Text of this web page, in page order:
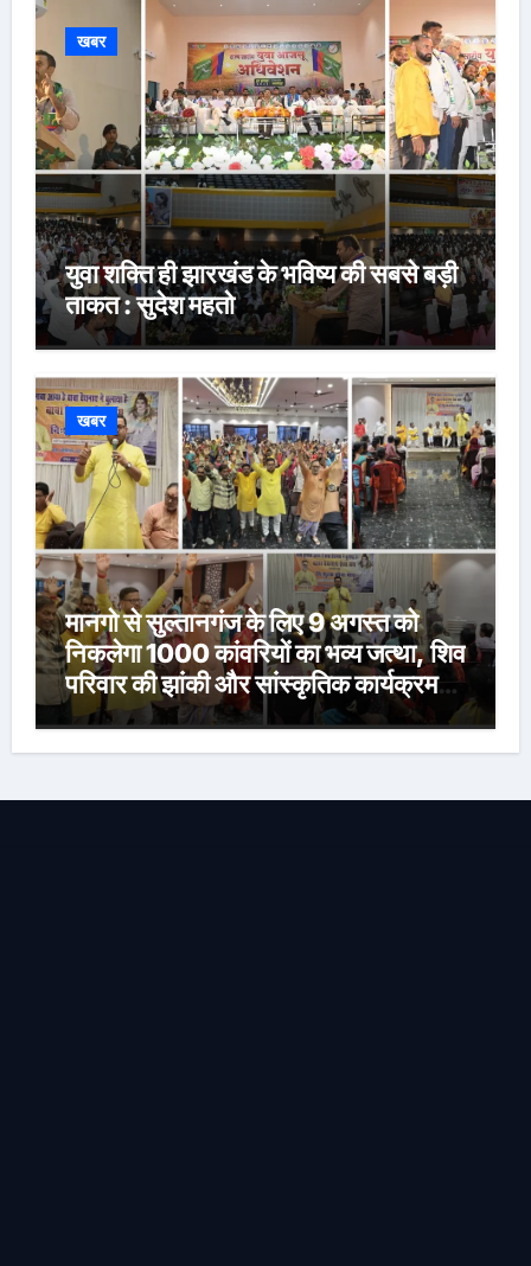
खबर
युवा शक्ति ही झारखंड के भविष्य की सबसे बड़ी
ताकत : सुदेश महतो
खबर
मानगो से सुल्तानगंज के लिए 9 अगस्त को
निकलेगा 1000 कांवरियों का भव्य जत्था, शिव
परिवार की झांकी और सांस्कृतिक कार्यक्रम
होंगे आकर्षण